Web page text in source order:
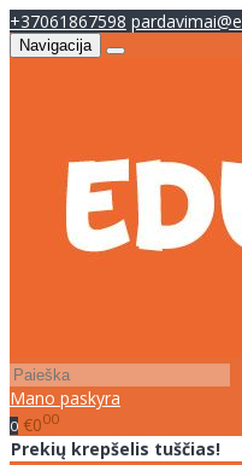
+37061867598
Navigacija
Mano paskyra
0 €000
Prekių krepšelis tuščias!